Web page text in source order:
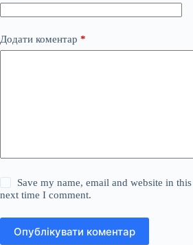
Додати коментар *
Save my name, email and website in
next time I comment.
Опублікувати коментар